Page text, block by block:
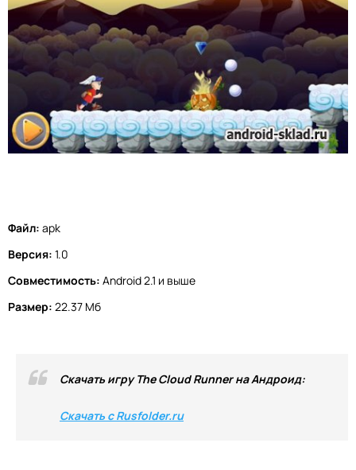
Файл: apk
Версия: 1.0
Совместимость: Android 2.1 и выше
Размер: 22.37 Мб
Скачать игру The Cloud Runner на Андроид:
Скачать с Rusfolder.ru